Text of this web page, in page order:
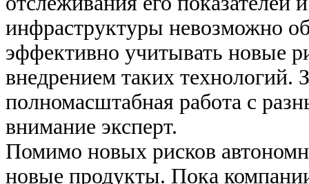
инфраструктуры невозможно
эффективно учитывать новые
внедрением таких технологий.
полномасштабная работа с
внимание эксперт.
Помимо новых рисков
новые продукты. Пока